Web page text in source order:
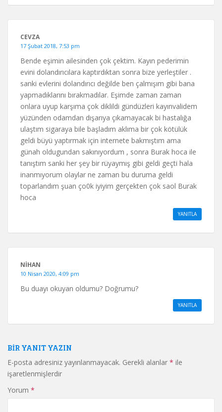
CEVZA
17 Şubat 2018, 7:53 pm
Bende eşimin ailesinden çok çektim. Kayın pederimin
evini dolandırıcılara kaptırdıktan sonra bize yerleştiler .
sanki evlerini dolandırıcı değilde ben çalmışım gibi bana
yapmadıklarını bırakmadılar. Eşimde zaman zaman
onlara uyup karşıma çok diklildi gündüzleri kayınvalidem
yüzünden odamdan dışarıya çıkamayacak bi hastalığa
ulaştım sigaraya bile başladım aklıma bir çok kötülük
geldi büyü yaptırmak için internete bakmıştım ama
günah oldugundan sakınıyordum , sonra Burak hoca ile
tanıştım sanki her şey bir rüyaymış gibi geldi geçti hala
inanmıyorum olaylar ne zaman bu duruma geldi
toparlandım şuan ço0k iyiyim gerçekten çok saol Burak
hoca
YANITLA
NIHAN
10 Nisan 2020, 4:09 pm
Bu duayı okuyan oldumu? Doğrumu?
YANITLA
BIR YANIT YAZIN
E-posta adresiniz yayınlanmayacak. Gerekli alanlar * ile
işaretlenmişlerdir
Yorum *